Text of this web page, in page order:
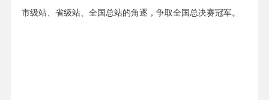
市级站、省级站、全国总站的角逐，争取全国总决赛冠军。